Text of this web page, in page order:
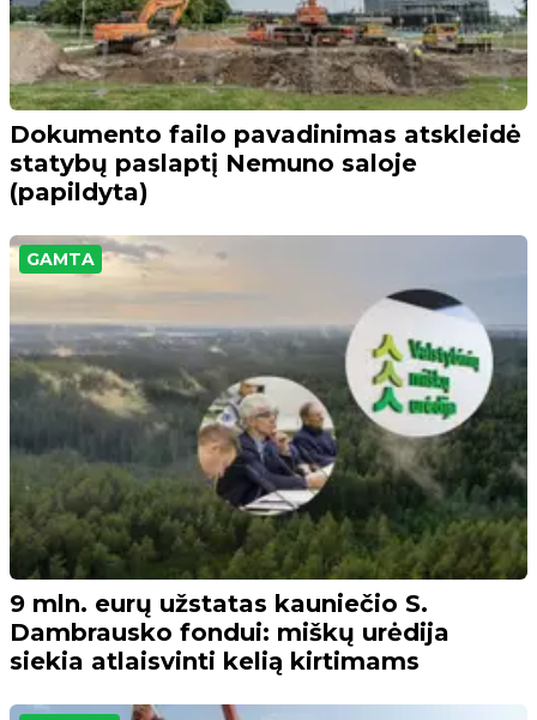
Dokumento failo pavadinimas atskleidė
statybų paslaptį Nemuno saloje
(papildyta)
GAMTA
9 mln. eurų užstatas kauniečio S.
Dambrausko fondui: miškų urėdija
siekia atlaisvinti kelią kirtimams